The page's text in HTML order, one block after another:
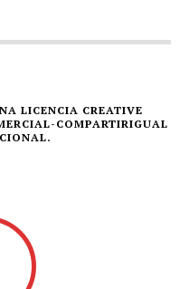
LICENCIA CREATIVE
COMPARTIRIGUAL